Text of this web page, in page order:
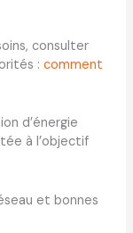
consulter
: comment
d’énergie
à l’objectif
et bonnes